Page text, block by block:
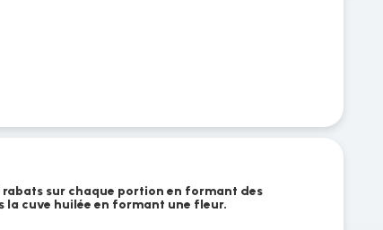
rabats sur chaque portion en formant des
la cuve huilée en formant une fleur.